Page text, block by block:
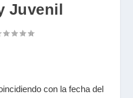
Juvenil
con la fecha del